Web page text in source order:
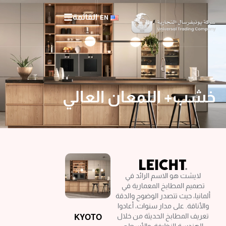
EN القائمة
خشب+ اللمعان العالي
لايشت هو الاسم الرائد في
تصميم المطابخ المعمارية في
ألمانيا، حيث تتصدر الوضوح والدقة
والأناقة. على مدار سنوات، أعادوا
تعريف المطابخ الحديثة من خلال
KYOTO